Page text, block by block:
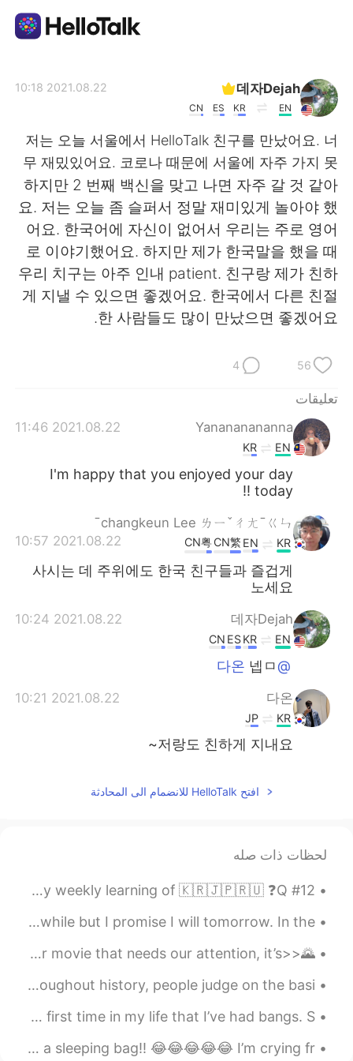
العربية
English 简体中文
繁體中文 Español
Deutsch
Türkçe Tiếng Việt
데자Dejah
EN
KR
ES
CN
2021.08.22 10:18
저는 오늘 서울에서 HelloTalk 친구를 만났어요. 너
무 재밌있어요. 코로나 때문에 서울에 자주 가지 못
하지만 2 번째 백신을 맞고 나면 자주 갈 것 같아
요. 저는 오늘 좀 슬퍼서 정말 재미있게 놀아야 했
어요. 한국어에 자신이 없어서 우리는 주로 영어
로 이야기했어요. 하지만 제가 한국말을 했을 때
우리 치구는 아주 인내 patient. 친구랑 제가 친하
게 지낼 수 있으면 좋겠어요. 한국에서 다른 친절
한 사람들도 많이 만났으면 좋겠어요.
56
4
تعليقات
Yanananananna
2021.08.22 11:46
EN
KR
I'm happy that you enjoyed your day
today !!
changkeun Lee ㄌㄧˇㄔㄤˉㄍㄣˉ
2021.08.22 10:57
KR
EN
CN繁
CN粤
사시는 데 주위에도 한국 친구들과 즐겁게
노세요
데자Dejah
2021.08.22 10:24
EN
KR
ES
CN
@다온
넵ㅁ
다온
2021.08.22 10:21
KR
JP
저랑도 친하게 지내요~
افتح HelloTalk للانضمام الى المحادثة
لحظات ذات صله
#12 Weekly Learning - Russian 📝 Hello HT friends 😄, Welcome to my weekly learning of 🇰🇷🇯🇵🇷🇺 ❓Q...
Hey guys, I'm sorry I haven't been able to reply in awhile but I promise I will tomorrow. In the...
🌄<<English reading practice>>🌅 It isn’t the content of our movie that needs our attention, it’s ...
Judging people by their appearance is not ok😨😨😨.... Throughout history, people judge on the basi...
I tried something new and got this haircut. It’s the first time in my life that I’ve had bangs. S...
When you pick your friend up and it looks like she’s wearing a sleeping bag!! 😂😂😂😂😂 I’m crying fr...